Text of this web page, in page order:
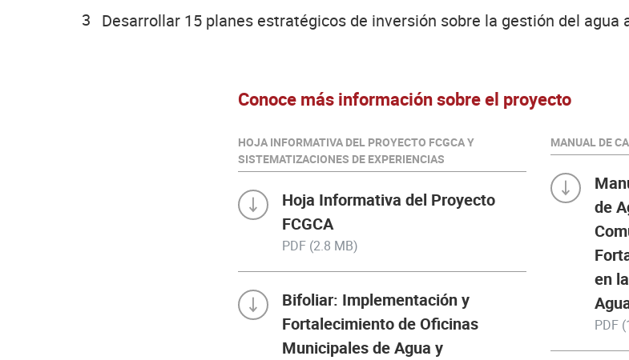
Desarrollar 15 planes estratégicos de inversión sobre la gestión del agua
Conoce más información sobre el proyecto
HOJA INFORMATIVA DEL PROYECTO FCGCA Y
SISTEMATIZACIONES DE EXPERIENCIAS
Hoja Informativa del Proyecto
FCGCA
PDF (2.8 MB)
Bifoliar: Implementación y
Fortalecimiento de Oficinas
Municipales de Agua y
MANUAL DE
de
en
PDF